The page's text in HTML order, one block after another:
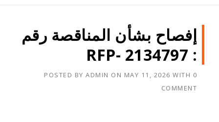
إفصاح بشأن المناقصة رقم
: RFP- 2134797
POSTED BY ADMIN ON MAY 11, 2026 WITH 0
COMMENT